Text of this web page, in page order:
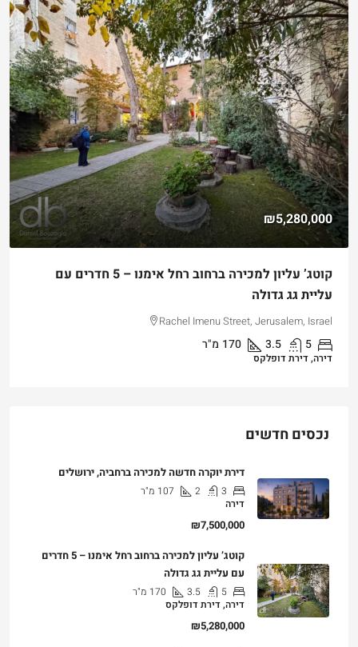
₪5,280,000
קוטג’ עליון למכירה ברחוב רחל אימנו – 5 חדרים עם
עליית גג גדולה
Rachel Imenu Street, Jerusalem, Israel
5
3.5
170 מ"ר
דירה, דירת דופלקס
נכסים חדשים
דירת יוקרה חדשה למכירה ברחביה, ירושלים
3
2
107 מ"ר
דירה
₪7,500,000
קוטג’ עליון למכירה ברחוב רחל אימנו – 5 חדרים
עם עליית גג גדולה
5
3.5
170 מ"ר
דירה, דירת דופלקס
₪5,280,000